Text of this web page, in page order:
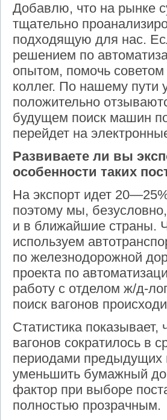
Добавлю, что на рынке
тщательно
подходящую для нас.
решением по
опытом, помочь советом
коллег. По нашему пути
положительно
будущем поиск машин
перейдет на
Развиваете ли вы
особенности таких
На экспорт идет
поэтому мы,
и в ближайшие страны.
используем
по железнодорожной
проекта по
работу с отделом ж/д-
поиск вагонов
Статистика показывает,
вагонов сократилось в
периодами предыдущих
уменьшить бумажный
фактор при выборе
полностью прозрачным.